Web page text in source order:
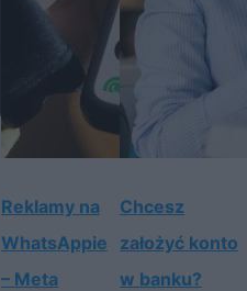
Reklamy na
WhatsAppie
– Meta
Chcesz
założyć konto
w banku?